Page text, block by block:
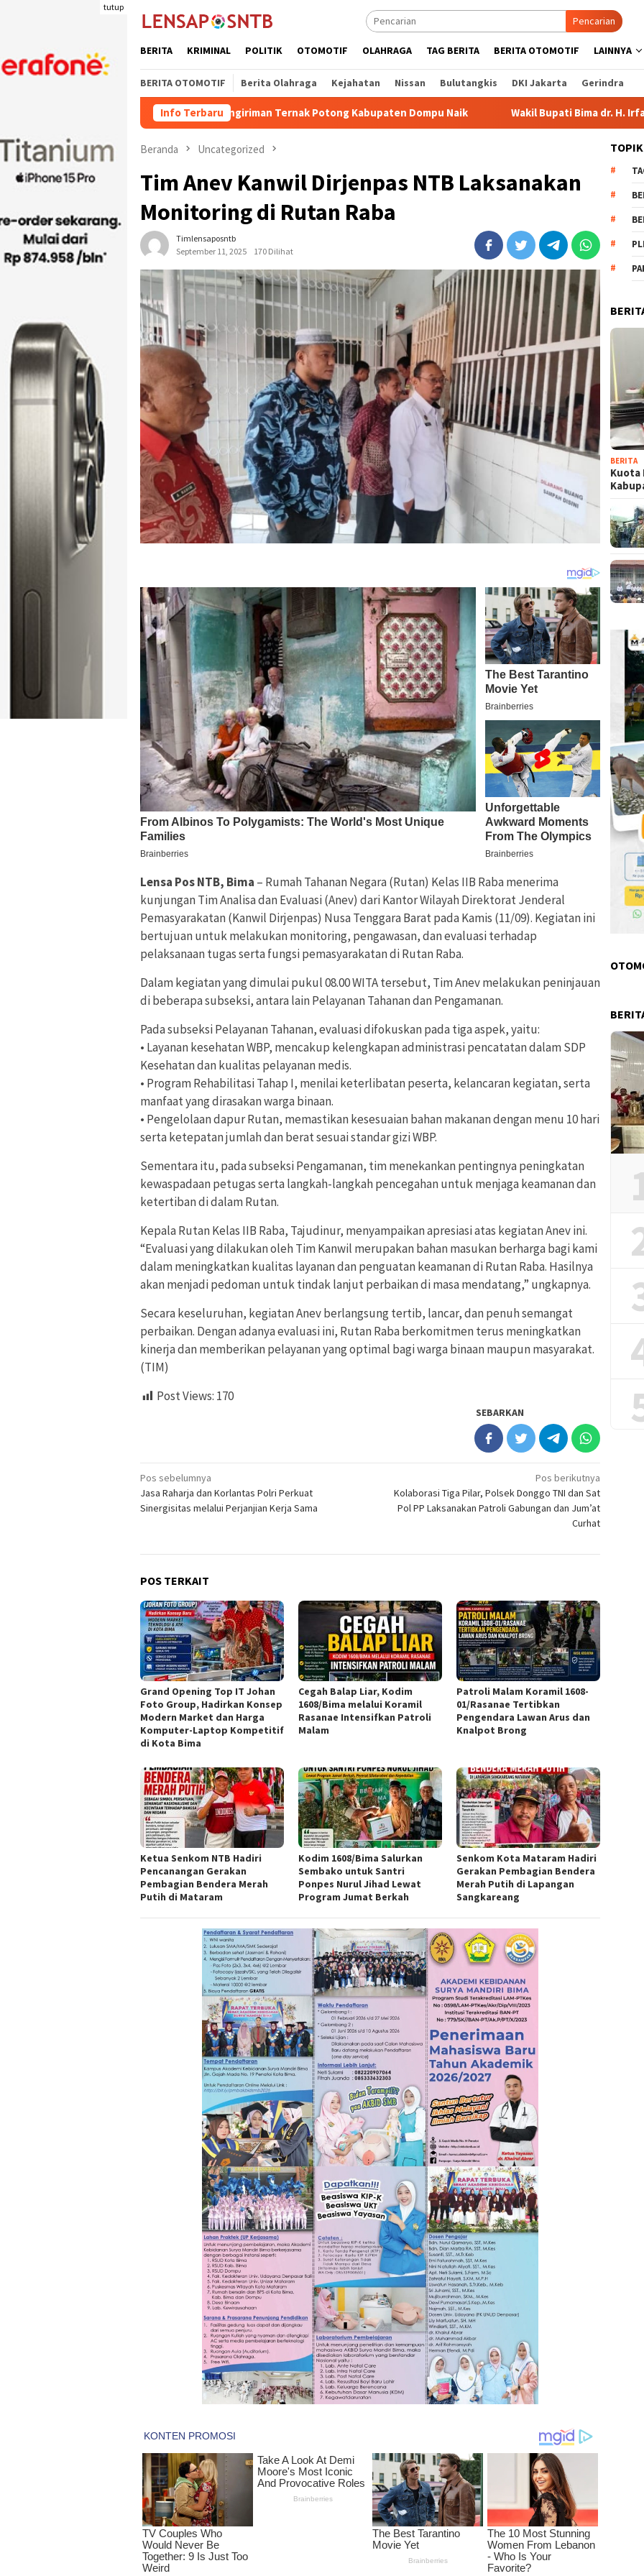
tutup
Pencarian
BERITA KRIMINAL POLITIK OTOMOTIF OLAHRAGA TAG BERITA BERITA OTOMOTIF LAINNYA
BERITA OTOMOTIF Berita Olahraga Kejahatan Nissan Bulutangkis DKI Jakarta Gerindra
Info Terbaru
Kuota Pengiriman Ternak Potong Kabupaten Dompu Naik Wakil Bupati Bima dr. H. Irfan Bergabung di
Beranda Uncategorized
Tim Anev Kanwil Dirjenpas NTB Laksanakan
Monitoring di Rutan Raba
Timlensaposntb
September 11, 2025
170 Dilihat
Lensa Pos NTB, Bima – Rumah Tahanan Negara (Rutan) Kelas IIB Raba menerima
kunjungan Tim Analisa dan Evaluasi (Anev) dari Kantor Wilayah Direktorat Jenderal
Pemasyarakatan (Kanwil Dirjenpas) Nusa Tenggara Barat pada Kamis (11/09). Kegiatan ini
bertujuan untuk melakukan monitoring, pengawasan, dan evaluasi terhadap
pelaksanaan tugas serta fungsi pemasyarakatan di Rutan Raba.
Dalam kegiatan yang dimulai pukul 08.00 WITA tersebut, Tim Anev melakukan peninjauan
di beberapa subseksi, antara lain Pelayanan Tahanan dan Pengamanan.
Pada subseksi Pelayanan Tahanan, evaluasi difokuskan pada tiga aspek, yaitu:
• Layanan kesehatan WBP, mencakup kelengkapan administrasi pencatatan dalam SDP
Kesehatan dan kualitas pelayanan medis.
• Program Rehabilitasi Tahap I, menilai keterlibatan peserta, kelancaran kegiatan, serta
manfaat yang dirasakan warga binaan.
• Pengelolaan dapur Rutan, memastikan kesesuaian bahan makanan dengan menu 10 hari
serta ketepatan jumlah dan berat sesuai standar gizi WBP.
Sementara itu, pada subseksi Pengamanan, tim menekankan pentingnya peningkatan
kewaspadaan petugas serta langkah-langkah pencegahan untuk menjaga keamanan dan
ketertiban di dalam Rutan.
Kepala Rutan Kelas IIB Raba, Tajudinur, menyampaikan apresiasi atas kegiatan Anev ini.
“Evaluasi yang dilakukan oleh Tim Kanwil merupakan bahan masukan berharga bagi kami
dalam meningkatkan kualitas layanan dan penguatan keamanan di Rutan Raba. Hasilnya
akan menjadi pedoman untuk tindak lanjut perbaikan di masa mendatang,” ungkapnya.
Secara keseluruhan, kegiatan Anev berlangsung tertib, lancar, dan penuh semangat
perbaikan. Dengan adanya evaluasi ini, Rutan Raba berkomitmen terus meningkatkan
kinerja dan memberikan pelayanan yang optimal bagi warga binaan maupun masyarakat.
(TIM)
Post Views: 170
SEBARKAN
Navigasi
pos
Pos sebelumnya
Jasa Raharja dan Korlantas Polri Perkuat
Sinergisitas melalui Perjanjian Kerja Sama
Pos berikutnya
Kolaborasi Tiga Pilar, Polsek Donggo TNI dan Sat
Pol PP Laksanakan Patroli Gabungan dan Jum’at
Curhat
POS TERKAIT
Grand Opening Top IT Johan
Foto Group, Hadirkan Konsep
Modern Market dan Harga
Komputer-Laptop Kompetitif
di Kota Bima
Cegah Balap Liar, Kodim
1608/Bima melalui Koramil
Rasanae Intensifkan Patroli
Malam
Patroli Malam Koramil 1608-
01/Rasanae Tertibkan
Pengendara Lawan Arus dan
Knalpot Brong
Ketua Senkom NTB Hadiri
Pencanangan Gerakan
Pembagian Bendera Merah
Putih di Mataram
Kodim 1608/Bima Salurkan
Sembako untuk Santri
Ponpes Nurul Jihad Lewat
Program Jumat Berkah
Senkom Kota Mataram Hadiri
Gerakan Pembagian Bendera
Merah Putih di Lapangan
Sangkareang
BERITA
Kuota